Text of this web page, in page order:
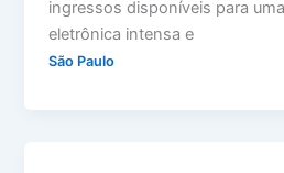
ingressos disponíveis para
eletrônica intensa e
São Paulo